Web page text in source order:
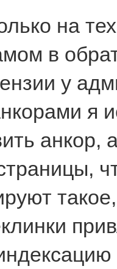
на
в
у
я
анкор,